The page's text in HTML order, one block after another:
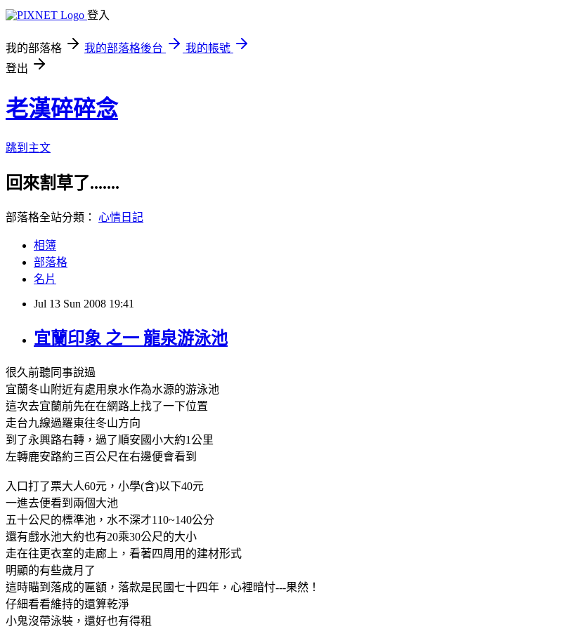
登入
我的部落格 我的部落格後台
我的帳號
登出
老漢碎碎念
跳到主文
回來割草了.......
部落格全站分類： 心情日記
相簿
部落格
名片
Jul 13 Sun 2008 19:41
宜蘭印象 之一 龍泉游泳池
很久前聽同事說過
宜蘭冬山附近有處用泉水作為水源的游泳池
這次去宜蘭前先在在網路上找了一下位置
走台九線過羅東往冬山方向
到了永興路右轉，過了順安國小大約1公里
左轉鹿安路約三百公尺在右邊便會看到
入口打了票大人60元，小學(含)以下40元
一進去便看到兩個大池
五十公尺的標準池，水不深才110~140公分
還有戲水池大約也有20乘30公尺的大小
走在往更衣室的走廊上，看著四周用的建材形式
明顯的有些歲月了
這時瞄到落成的匾額，落款是民國七十四年，心裡暗忖---果然！
仔細看看維持的還算乾淨
小鬼沒帶泳裝，還好也有得租